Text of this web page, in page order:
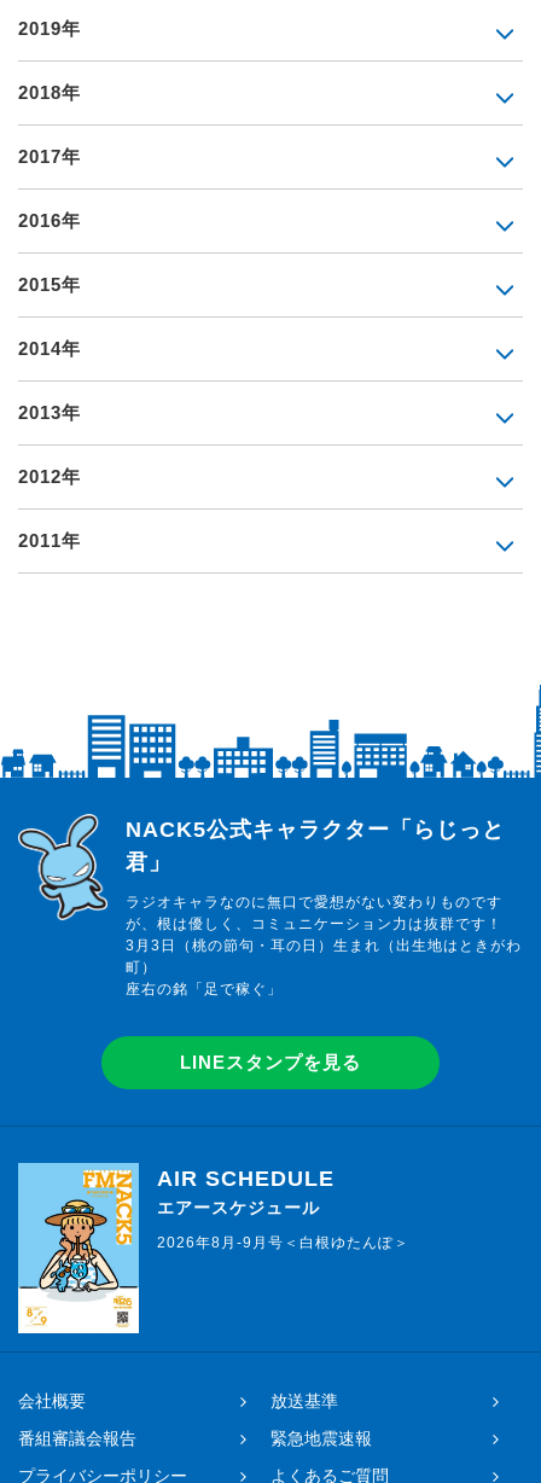
2019年
2018年
2017年
2016年
2015年
2014年
2013年
2012年
2011年
らじっと君
NACK5公式キャラクター「らじっと
君」
ラジオキャラなのに無口で愛想がない変わりものです
が、根は優しく、コミュニケーション力は抜群です！
3月3日（桃の節句・耳の日）生まれ（出生地はときがわ
町）
座右の銘「足で稼ぐ」
LINEスタンプを見る
AIR SCHEDULE
エアースケジュール
2026年8月-9月号＜白根ゆたんぽ＞
会社概要
放送基準
番組審議会報告
緊急地震速報
プライバシーポリシー
よくあるご質問